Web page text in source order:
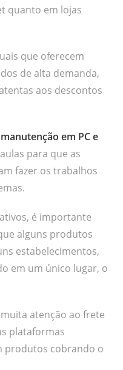
quanto em lojas
que oferecem
de alta demanda,
aos descontos
manutenção em PC e
para que as
fazer os trabalhos
é importante
alguns produtos
estabelecimentos,
em um único lugar, o
atenção ao frete
plataformas
produtos cobrando o